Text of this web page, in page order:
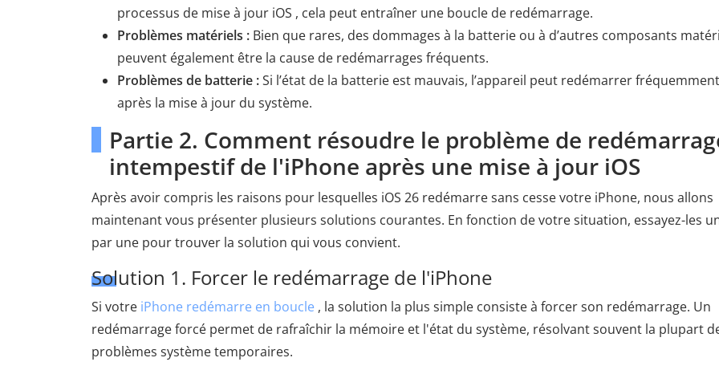
processus de mise à jour iOS , cela peut entraîner une boucle de redémarrage.
Problèmes matériels : Bien que rares, des dommages à la batterie ou à d’autres composants
peuvent également être la cause de redémarrages fréquents.
Problèmes de batterie :Si l’état de la batterie est mauvais, l’appareil peut redémarrer fréquemment
après la mise à jour du système.
Partie 2. Comment résoudre le problème de
intempestif de l'iPhone après une mise à jour iOS
Après avoir compris les raisons pour lesquelles iOS 26 redémarre sans cesse votre iPhone, nous allons
maintenant vous présenter plusieurs solutions courantes. En fonction de votre situation, essayez-les
par une pour trouver la solution qui vous convient.
Solution 1. Forcer le redémarrage de l'iPhone
Si votre iPhone redémarre en boucle , la solution la plus simple consiste à forcer son redémarrage. Un
redémarrage forcé permet de rafraîchir la mémoire et l'état du système, résolvant souvent la plupart
problèmes système temporaires.